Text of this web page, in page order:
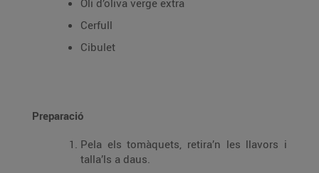
Oli d’oliva verge extra
Cerfull
Cibulet
Preparació
Pela els tomàquets, retira’n les llavors i
talla’ls a daus.